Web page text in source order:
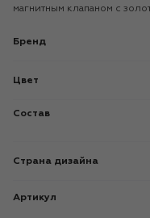
магнитным клапаном с
Бренд
Цвет
Состав
Страна дизайна
Артикул